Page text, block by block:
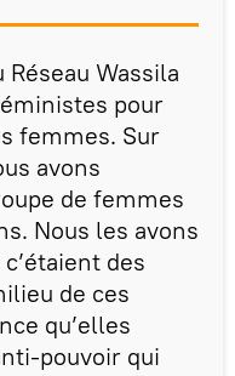
Réseau Wassila
pour
femmes. Sur
avons
de femmes
Nous les avons
des
de ces
qu’elles
pouvoir qui